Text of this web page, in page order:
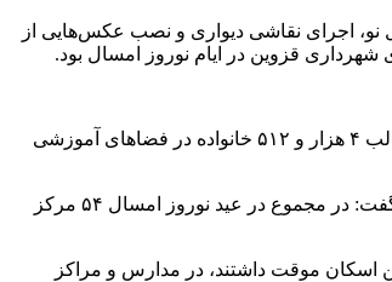
نو، اجرای نقاشی دیواری و نصب عکس‌هایی از
قزوین در ایام نوروز امسال بود.
نقی سیاهکالی مرادی مدیرکل آموزش و پرورش استان قزوین نیز با بیان این آمار اظهار کرد: از ۲۷ اسفندماه تا تاریخ 12 فروردین ماه ، ۱۳ هزار و ۴۸۲ نفر در قالب ۴ هزار و ۵۱۲ خانواده در فضاهای آموزشی
وی با بیان اینکه برای مدیریت اقامت موقت فرهنگیان و سایر اقشار در استان قزوین ۱۴ پایگاه اسکان نوروزی در آموزش و پرورش استان قزوین تشکیل شد، گفت: در مجموع در عید نوروز امسال ۵۴ مرکز
که در ایام نوروز در استان قزوین اسکان موقت داشتند، در مدارس و مراکز